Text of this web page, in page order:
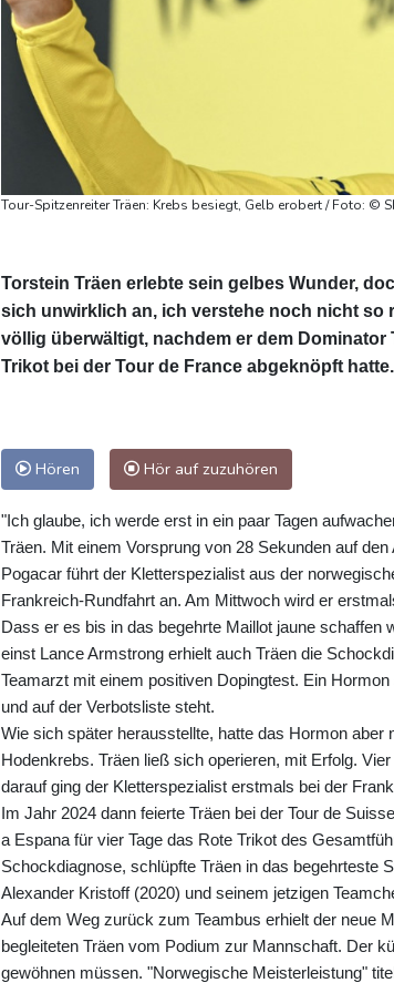
Tour-Spitzenreiter Träen: Krebs besiegt, Gelb erobert / Foto: ©
Torstein Träen erlebte sein gelbes Wunder,
sich unwirklich an, ich verstehe noch nicht so
völlig überwältigt, nachdem er dem
Trikot bei der Tour de France abgeknöpft hatte.
Hören Hör auf zuzuhören
"Ich glaube, ich werde erst in ein paar Tagen
Träen. Mit einem Vorsprung von 28 Sekunden auf
Pogacar führt der Kletterspezialist aus der
Frankreich-Rundfahrt an. Am Mittwoch wird er
Dass er es bis in das begehrte Maillot jaune
einst Lance Armstrong erhielt auch Träen die
Teamarzt mit einem positiven Dopingtest. Ein
und auf der Verbotsliste steht.
Wie sich später herausstellte, hatte das Hormon aber
Hodenkrebs. Träen ließ sich operieren, mit Erfolg.
darauf ging der Kletterspezialist erstmals bei der
Im Jahr 2024 dann feierte Träen bei der Tour de
a Espana für vier Tage das Rote Trikot des
Schockdiagnose, schlüpfte Träen in das begehrteste
Alexander Kristoff (2020) und seinem jetzigen
Auf dem Weg zurück zum Teambus erhielt der neue
begleiteten Träen vom Podium zur Mannschaft. Der
gewöhnen müssen. "Norwegische Meisterleistung"